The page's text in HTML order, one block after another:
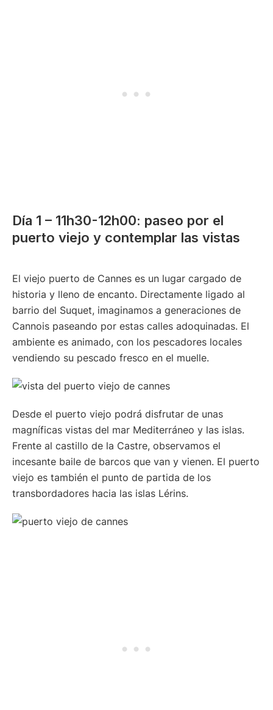
Día 1 – 11h30-12h00: paseo por el
puerto viejo y contemplar las vistas
El viejo puerto de Cannes es un lugar cargado de
historia y lleno de encanto. Directamente ligado al
barrio del Suquet, imaginamos a generaciones de
Cannois paseando por estas calles adoquinadas. El
ambiente es animado, con los pescadores locales
vendiendo su pescado fresco en el muelle.
Desde el puerto viejo podrá disfrutar de unas
magníficas vistas del mar Mediterráneo y las islas.
Frente al castillo de la Castre, observamos el
incesante baile de barcos que van y vienen. El puerto
viejo es también el punto de partida de los
transbordadores hacia las islas Lérins.